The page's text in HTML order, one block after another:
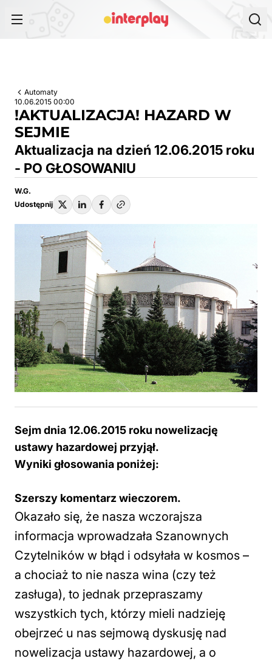
Automaty
10.06.2015 00:00
!AKTUALIZACJA! HAZARD W
SEJMIE
Aktualizacja na dzień 12.06.2015 roku
- PO GŁOSOWANIU
W.G.
Udostępnij
Sejm dnia 12.06.2015 roku nowelizację
ustawy hazardowej przyjął.
Wyniki głosowania poniżej:
Szerszy komentarz wieczorem.
Okazało się, że nasza wczorajsza
informacja wprowadzała Szanownych
Czytelników w błąd i odsyłała w kosmos –
a chociaż to nie nasza wina (czy też
zasługa), to jednak przepraszamy
wszystkich tych, którzy mieli nadzieję
obejrzeć u nas sejmową dyskusję nad
nowelizacja ustawy hazardowej, a o